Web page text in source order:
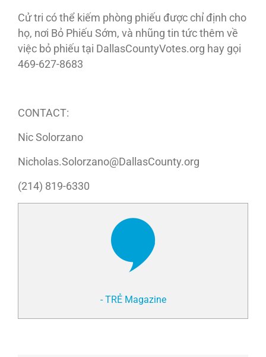
Cử tri có thể kiếm phòng phiếu được chỉ định cho
họ, nơi Bỏ Phiếu Sớm, và nhũng tin tức thêm về
việc bỏ phiếu tại DallasCountyVotes.org hay gọi
469-627-8683
CONTACT:
Nic Solorzano
Nicholas.Solorzano@DallasCounty.org
(214) 819-6330
- TRẺ Magazine